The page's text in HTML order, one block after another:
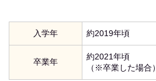
入学年 約2019年頃
卒業年
約2021年頃
（※卒業した場合）